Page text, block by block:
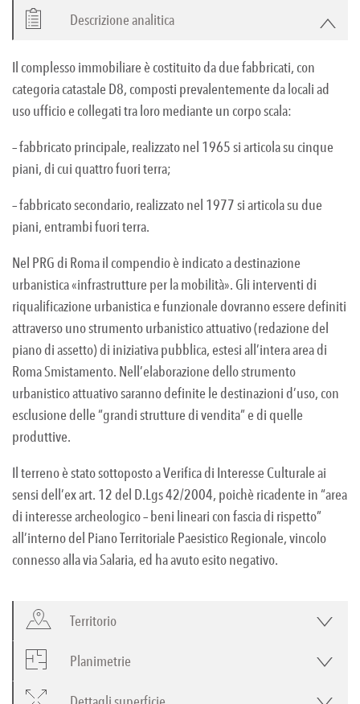
Descrizione analitica
Il complesso immobiliare è costituito da due fabbricati, con
categoria catastale D8, composti prevalentemente da locali ad
uso ufficio e collegati tra loro mediante un corpo scala:
– fabbricato principale, realizzato nel 1965 si articola su cinque
piani, di cui quattro fuori terra;
– fabbricato secondario, realizzato nel 1977 si articola su due
piani, entrambi fuori terra.
Nel PRG di Roma il compendio è indicato a destinazione
urbanistica «infrastrutture per la mobilità». Gli interventi di
riqualificazione urbanistica e funzionale dovranno essere definiti
attraverso uno strumento urbanistico attuativo (redazione del
piano di assetto) di iniziativa pubblica, estesi all’intera area di
Roma Smistamento. Nell’elaborazione dello strumento
urbanistico attuativo saranno definite le destinazioni d’uso, con
esclusione delle “grandi strutture di vendita” e di quelle
produttive.
Il terreno è stato sottoposto a Verifica di Interesse Culturale ai
sensi dell’ex art. 12 del D.Lgs 42/2004, poichè ricadente in “area
di interesse archeologico – beni lineari con fascia di rispetto”
all’interno del Piano Territoriale Paesistico Regionale, vincolo
connesso alla via Salaria, ed ha avuto esito negativo.
Territorio
Planimetrie